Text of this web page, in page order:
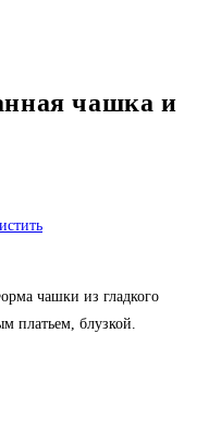
чашка и
чашки из гладкого
платьем, блузкой.